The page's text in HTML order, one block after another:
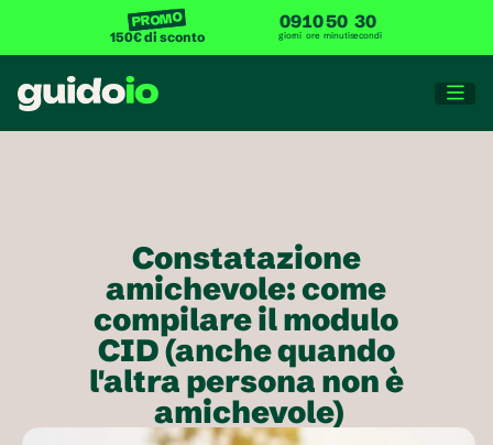
Constatazione
amichevole: come
compilare il modulo
CID (anche quando
l'altra persona non è
amichevole)
09
giorni
10
ore
50
minuti
30
secondi
150€ di sconto
PROMO
